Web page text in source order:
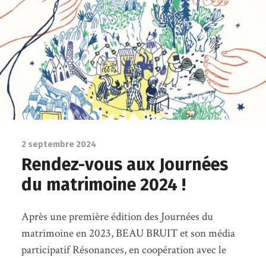
2 septembre 2024
Rendez-vous aux Journées
du matrimoine 2024 !
Après une première édition des Journées du
matrimoine en 2023, BEAU BRUIT et son média
participatif Résonances, en coopération avec le